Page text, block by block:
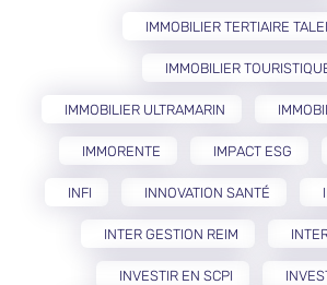
IMMOBILIER TERTIAIRE
IMMOBILIER
IMMOBILIER ULTRAMARIN
IMMORENTE IMPACT ESG
INFI INNOVATION SANTÉ
INTER GESTION REIM
INVESTIR EN SCPI